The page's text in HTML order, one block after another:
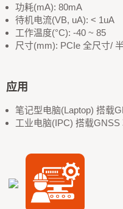
功耗(mA): 80mA
待机电流(VB, uA): < 1uA
工作温度(°C): -40 ~ 85
尺寸(mm): PCIe 全尺寸/
应用
笔记型电脑(Laptop) 搭载
工业电脑(IPC) 搭载GNSS